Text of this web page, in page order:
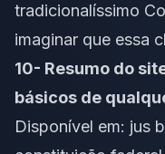
tradicionalíssimo
imaginar que essa
10- Resumo do
básicos de
Disponível em: jus